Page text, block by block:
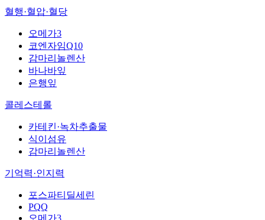
혈행·혈압·혈당
오메가3
코엔자임Q10
감마리놀렌산
바나바잎
은행잎
콜레스테롤
카테킨·녹차추출물
식이섬유
감마리놀렌산
기억력·인지력
포스파티딜세린
PQQ
오메가3